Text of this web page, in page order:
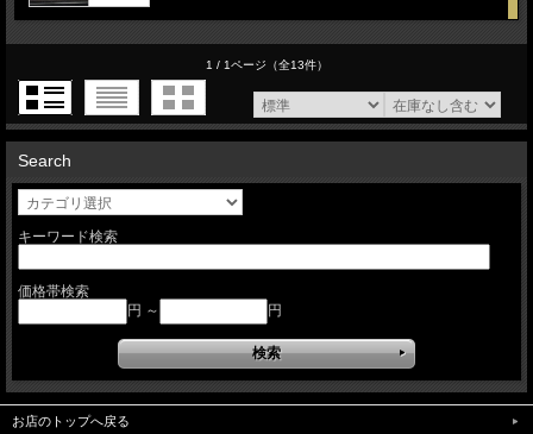
1 / 1ページ （全13件）
Search
キーワード検索
価格帯検索
円 ～
円
お店のトップへ戻る